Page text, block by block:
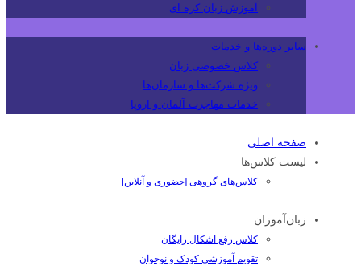
آموزش زبان کره ای
سایر دوره‌ها و خدمات
کلاس خصوصی زبان
ویژه شرکت‌ها و سازمان‌ها
خدمات مهاجرت آلمان و اروپا
صفحه اصلی
لیست کلاس‌ها
کلاس‌های گروهی [حضوری و آنلاین]
زبان‌آموزان
کلاس رفع اشکال رایگان
تقویم آموزشی کودک و نوجوان